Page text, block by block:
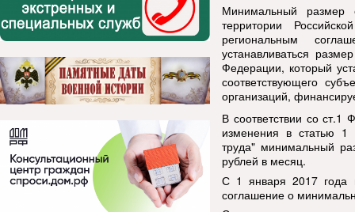
Минимальный размер
территории
региональным
устанавливаться
Федерации, который
соответствующего
организаций,
В соответствии со
изменения в статью
труда" минимальный
рублей в месяц.
С 1 января 2017 года
соглашение о